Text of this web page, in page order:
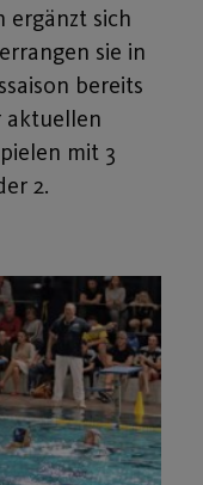
ergänzt sich
sie in
bereits
aktuellen
mit 3
2.